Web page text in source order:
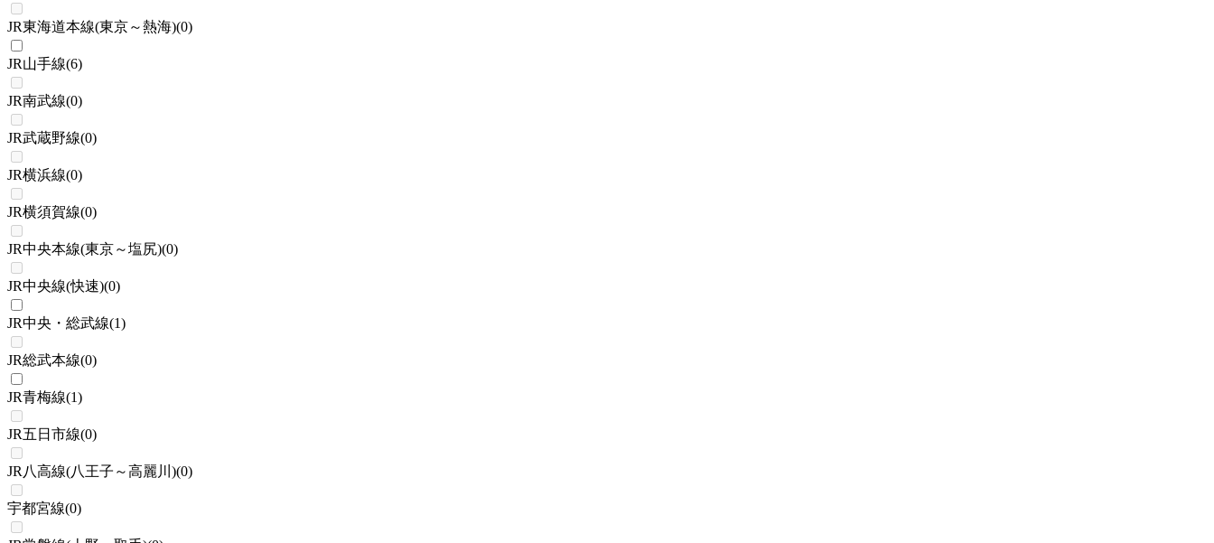
JR東海道本線(東京～熱海)(0)
JR山手線(6)
JR南武線(0)
JR武蔵野線(0)
JR横浜線(0)
JR横須賀線(0)
JR中央本線(東京～塩尻)(0)
JR中央線(快速)(0)
JR中央・総武線(1)
JR総武本線(0)
JR青梅線(1)
JR五日市線(0)
JR八高線(八王子～高麗川)(0)
宇都宮線(0)